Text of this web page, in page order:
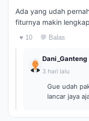
Ada yang udah
fiturnya makin
♥ 10 💬 Balas
Dani_Ganteng
3 hari lalu
Gue udah
lancar jaya